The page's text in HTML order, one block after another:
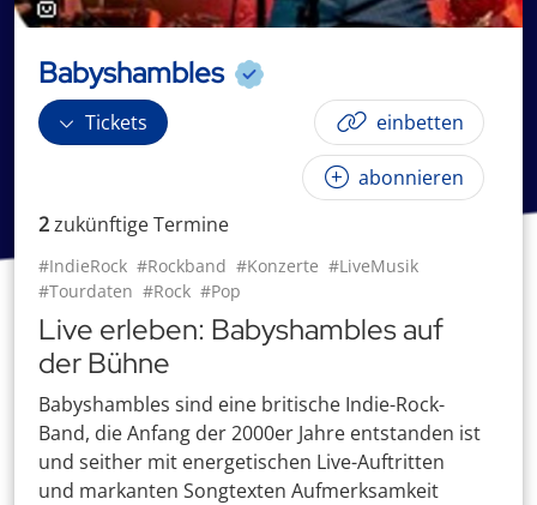
Babyshambles
Tickets einbetten
abonnieren
2zukünftigeTermine
#IndieRock #Rockband #Konzerte #LiveMusik
#Tourdaten #Rock #Pop
Live erleben: Babyshambles auf
der Bühne
Babyshambles sind eine britische Indie-Rock-
Band, die Anfang der 2000er Jahre entstanden ist
und seither mit energetischen Live-Auftritten
und markanten Songtexten Aufmerksamkeit